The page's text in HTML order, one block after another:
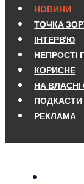
НОВИНИ
ТОЧКА
ІНТЕРВ'Ю
НЕПРОСТІ
КОРИСНЕ
НА ВЛАСНІ
ПОДКАСТИ
РЕКЛАМА